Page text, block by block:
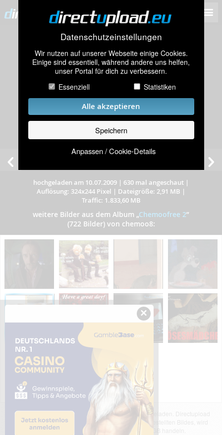
Datenschutzeinstellungen
Wir nutzen auf unserer Webseite einige Cookies.
Einige sind essentiell, während andere uns helfen,
unser Portal für dich zu verbessern.
Essenziell
Statistiken
Alle akzeptieren
Speichern
Anpassen / Cookie-Details
hochgeladen am 10.07.2009 | 630 mal angeschaut |
Auflösung: 324x244 Pixel | Dateigröße: 2,91 MB |
Traffic: 1.833,60 MB
weitere Bilder aus dem Album „Chemoofree 2”
(722 Bilder) von chemoo8:
Das dargestellte Bild wurde von einem Nutzer hochgeladen. Directupload
übernimmt keinerlei Haftung für den Inhalt des dargestellten Bildes, wird
jedoch bei Verstößen nach §2(3) unserer AGB handeln.
×